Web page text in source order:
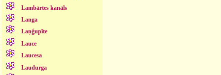
Lambārtes kanāls
Langa
Laņģupīte
Lauce
Laucesa
Laudurga